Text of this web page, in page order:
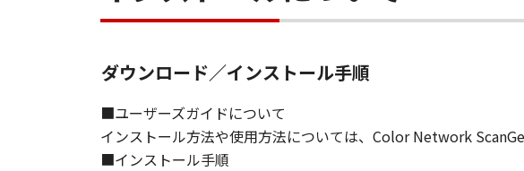
本契約書のいずれかの条項またはその一部が法律によ
キヤノン株式会社
ダウンロード／インストール手順
■ユーザーズガイドについて
インストール方法や使用方法については、Color Network
■インストール手順